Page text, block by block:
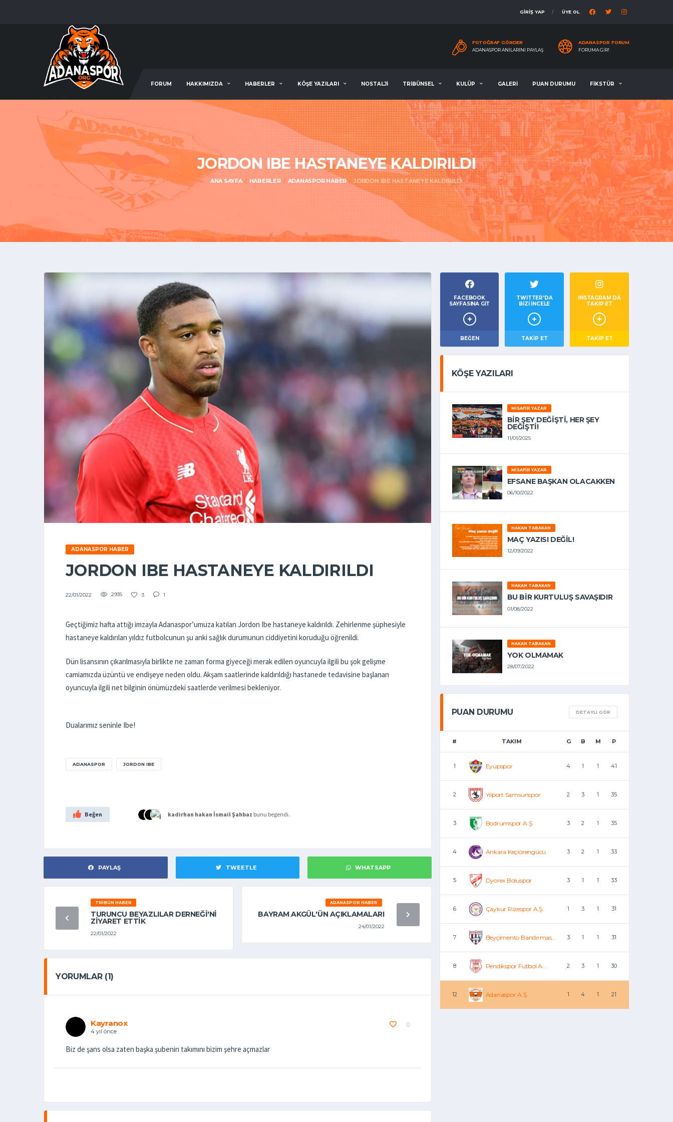
GİRİŞ YAP ÜYE OL
FOTOĞRAF GÖNDER
ADANASPOR ANILARINI PAYLAŞ
ADANASPOR FORUM
FORUMA GIR!
FORUM HAKKIMIZDA HABERLER KÖŞE YAZILARI NOSTALJİ TRİBÜNSEL KULÜP GALERİ PUAN DURUMU FİKSTÜR
JORDON IBE HASTANEYE KALDIRILDI
ANA SAYFA HABERLER ADANASPOR HABER JORDON IBE HASTANEYE KALDIRILDI
ADANASPOR HABER
JORDON IBE HASTANEYE KALDIRILDI
22/01/2022 2935 3 1
Geçtiğimiz hafta attığı imzayla Adanaspor’umuza katılan Jordon Ibe hastaneye kaldırıldı. Zehirlenme şüphesiyle
hastaneye kaldırılan yıldız futbolcunun şu anki sağlık durumunun ciddiyetini koruduğu öğrenildi.
Dün lisansının çıkarılmasıyla birlikte ne zaman forma giyeceği merak edilen oyuncuyla ilgili bu şok gelişme
camiamızda üzüntü ve endişeye neden oldu. Akşam saatlerinde kaldırıldığı hastanede tedavisine başlanan
oyuncuyla ilgili net bilginin önümüzdeki saatlerde verilmesi bekleniyor.
Dualarımız seninle Ibe!
ADANASPOR JORDON IBE
Beğen kadirhan hakan İsmail Şahbaz bunu begendi.
PAYLAŞ TWEETLE WHATSAPP
TRIBÜN HABER
TURUNCU BEYAZLILAR DERNEĞİ'Nİ
ZİYARET ETTİK
22/01/2022
ADANASPOR HABER
BAYRAM AKGÜL'ÜN AÇIKLAMALARI
24/01/2022
YORUMLAR (1)
Kayranox
4 yıl önce
0
Biz de şans olsa zaten başka şubenin takımını bizim şehre açmazlar
FACEBOOK
SAYFASINA GIT
BEĞEN
TWITTER'DA
BIZI İNCELE
TAKIP ET
INSTAGRAM DA
TAKİP ET
TAKİP ET
KÖŞE YAZILARI
MISAFIR YAZAR
BIR ŞEY DEĞIŞTI, HER ŞEY
DEĞIŞTI!
11/01/2025
MISAFIR YAZAR
EFSANE BAŞKAN OLACAKKEN
06/10/2022
HAKAN TABAKAN
MAÇ YAZISI DEĞİL!
12/09/2022
HAKAN TABAKAN
BU BİR KURTULUŞ SAVAŞIDIR
01/08/2022
HAKAN TABAKAN
YOK OLMAMAK
28/07/2022
PUAN DURUMU DETAYLI GÖR
# TAKIM G B M P
1 Eyüpspor 4 1 1 41
2 Yılport Samsunspor 2 3 1 35
3 Bodrumspor A.Ş. 3 2 1 35
4 Ankara Keçiörengücü 3 2 1 33
5 Dyorex Boluspor 3 1 1 33
6 Çaykur Rizespor A.Ş. 1 3 1 31
7 Beyçimento Bandırmas... 3 1 1 31
8 Pendikspor Futbol A.... 2 3 1 30
12 Adanaspor A.Ş. 1 4 1 21